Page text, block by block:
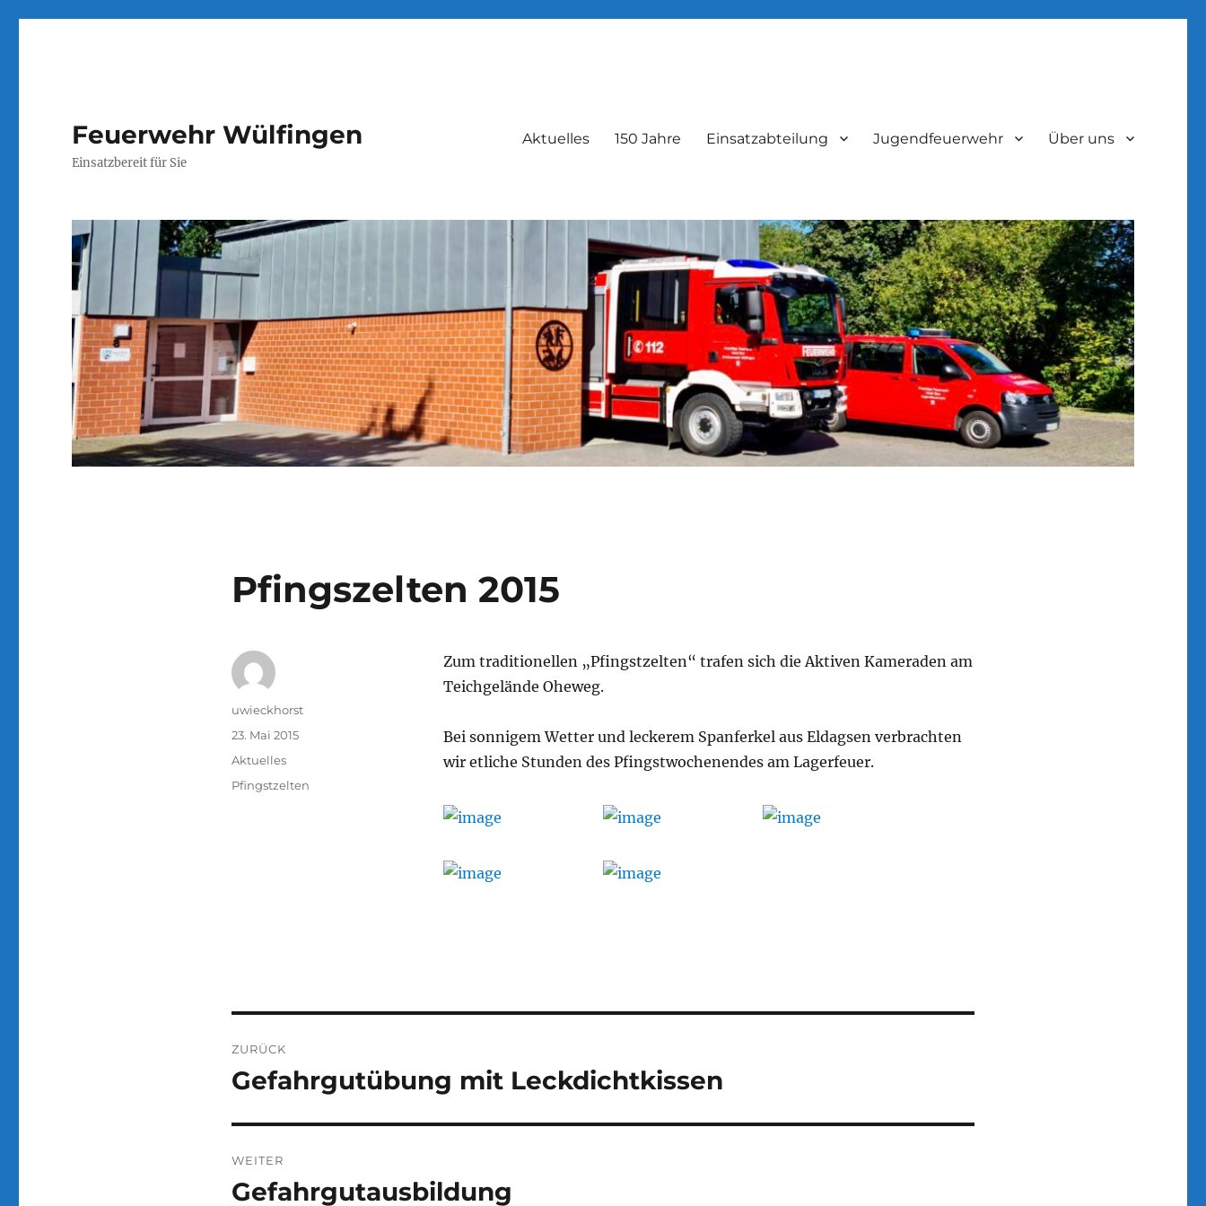
Feuerwehr Wülfingen
Einsatzbereit für Sie
Aktuelles 150 Jahre Einsatzabteilung Jugendfeuerwehr Über uns
Pfingszelten 2015
Zum traditionellen „Pfingstzelten“ trafen sich die Aktiven Kameraden am
Teichgelände Oheweg.
Bei sonnigem Wetter und leckerem Spanferkel aus Eldagsen verbrachten
wir etliche Stunden des Pfingstwochenendes am Lagerfeuer.
Autor
uwieckhorst
Veröffentlicht
am
23. Mai 2015
Kategorien
Aktuelles
Schlagwörter
Pfingstzelten
ZURÜCK
Vorheriger
Gefahrgutübung mit Leckdichtkissen
WEITER
Nächster
Gefahrgutausbildung